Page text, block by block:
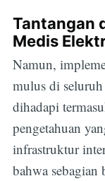
Tantangan
Medis
Namun,
mulus di
dihadapi
pengetahuan
infrastruktur
bahwa sebagian